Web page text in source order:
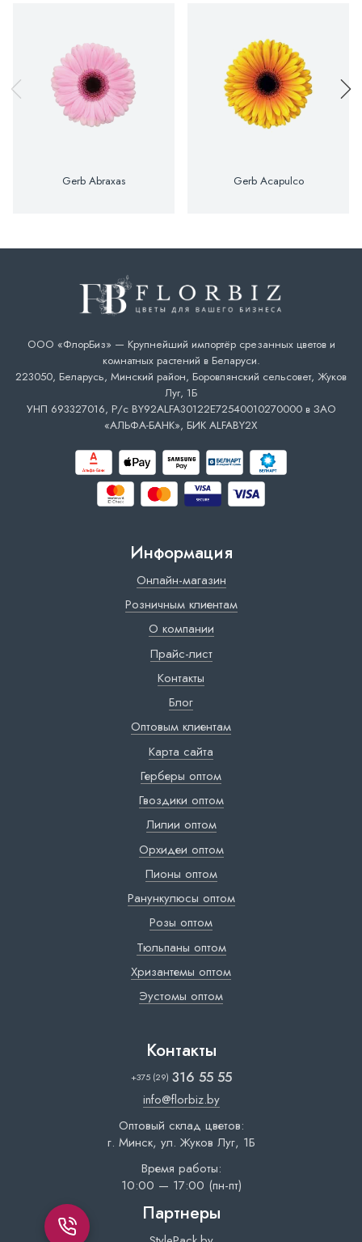
Gerb Abraxas Gerb Acapulco
ООО «ФлорБиз» — Крупнейший импортёр срезанных цветов и
комнатных растений в Беларуси.
223050, Беларусь, Минский район, Боровлянский сельсовет, Жуков
Луг, 1Б
УНП 693327016, Р/с BY92ALFA30122E72540010270000 в ЗАО
«АЛЬФА-БАНК», БИК ALFABY2X
Информация
Онлайн-магазин
Розничным клиентам
О компании
Прайс-лист
Контакты
Блог
Оптовым клиентам
Карта сайта
Герберы оптом
Гвоздики оптом
Лилии оптом
Орхидеи оптом
Пионы оптом
Ранункулюсы оптом
Розы оптом
Тюльпаны оптом
Хризантемы оптом
Эустомы оптом
Контакты
+375 (29) 316 55 55
info@florbiz.by
Оптовый склад цветов:
г. Минск, ул. Жуков Луг, 1Б
Время работы:
10:00 — 17:00 (пн-пт)
Партнеры